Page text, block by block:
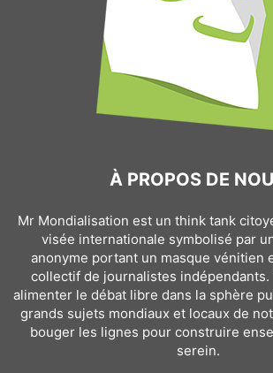
À PROPOS DE
Mr Mondialisation est un think tank
visée internationale symbolisé par
anonyme portant un masque vénitien
collectif de journalistes
alimenter le débat libre dans la sphère
grands sujets mondiaux et locaux de
bouger les lignes pour construire
serein.